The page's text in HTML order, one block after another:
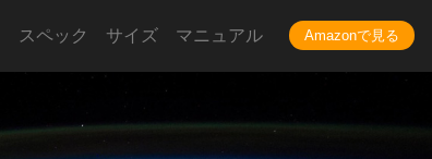
スペック サイズ マニュアル Amazonで見る